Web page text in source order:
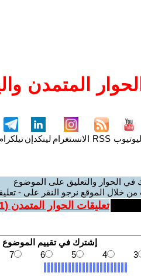
المتمدن
RSS الانستغرام لينكدإن
في الحوار والتعليق على الموضوع
من خلال الموقع نرجو النقر على -
تعليقات الحوار المتمدن (1